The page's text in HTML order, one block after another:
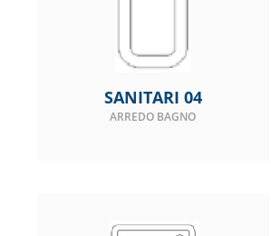
SANITARI 04
ARREDO BAGNO